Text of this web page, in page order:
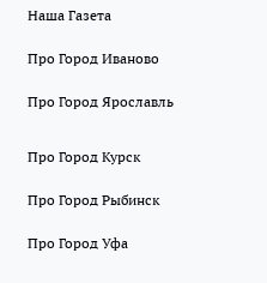
Наша Газета
Про Город Иваново
Про Город Ярославль
Про Город Курск
Про Город Рыбинск
Про Город Уфа